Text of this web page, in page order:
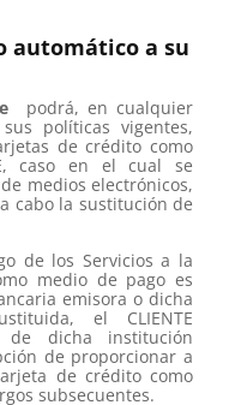
automático a su
podrá, en cualquier
políticas vigentes,
de crédito como
caso en el cual se
medios electrónicos,
cabo la sustitución de
de los Servicios a la
medio de pago es
emisora o dicha
el CLIENTE
dicha institución
de proporcionar a
de crédito como
subsecuentes.